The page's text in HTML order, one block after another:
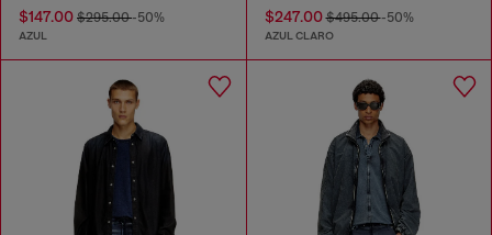
$147.00 $295.00-50%
AZUL
$247.00$495.00-50%
AZUL CLARO